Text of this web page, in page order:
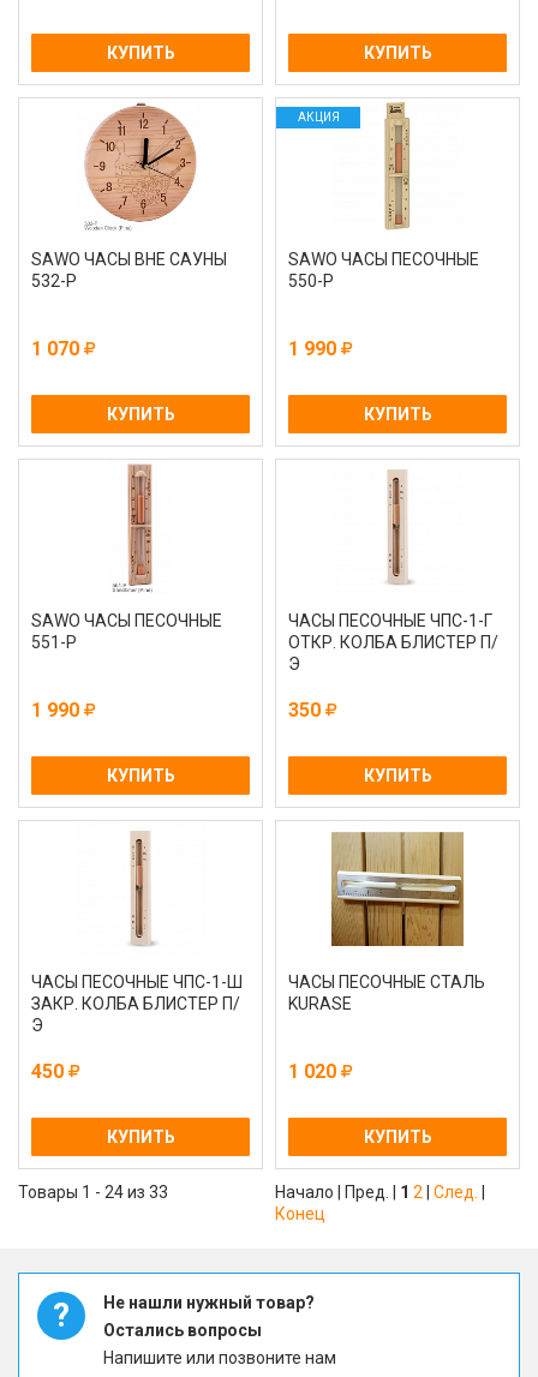
КУПИТЬ КУПИТЬ
SAWO ЧАСЫ ВНЕ САУНЫ
532-Р
1 070
КУПИТЬ
АКЦИЯ
SAWO ЧАСЫ ПЕСОЧНЫЕ
550-Р
1 990
КУПИТЬ
SAWO ЧАСЫ ПЕСОЧНЫЕ
551-Р
1 990
КУПИТЬ
ЧАСЫ ПЕСОЧНЫЕ ЧПС-1-Г
ОТКР. КОЛБА БЛИСТЕР П/
Э
350
КУПИТЬ
ЧАСЫ ПЕСОЧНЫЕ ЧПС-1-Ш
ЗАКР. КОЛБА БЛИСТЕР П/
Э
450
КУПИТЬ
ЧАСЫ ПЕСОЧНЫЕ СТАЛЬ
KURASE
1 020
КУПИТЬ
Товары 1 - 24 из 33 Начало | Пред. | 1 2 След.
Конец
?
Не нашли нужный товар?
Остались вопросы
Напишите или позвоните нам